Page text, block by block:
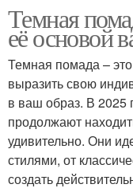
Темная
её основой
Темная помада –
выразить свою
в ваш образ. В 2025
продолжают
удивительно. Они
стилями, от
создать